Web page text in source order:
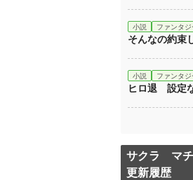
小説 ファンタジ
そんなの約束
小説 ファンタジ
ヒロ退 設定
サクラ マチ
更新履歴